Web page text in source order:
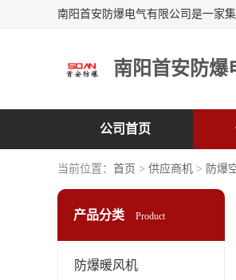
南阳首安防爆
公司首页
当前位置： 首页 > 供应商机 > 防爆
产品分类 Product
防爆暖风机